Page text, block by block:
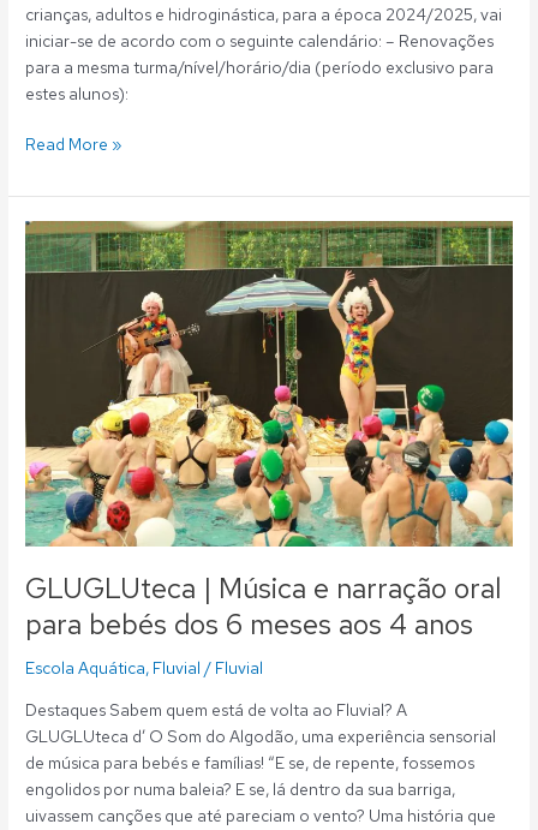
crianças, adultos e hidroginástica, para a época 2024/2025, vai
iniciar-se de acordo com o seguinte calendário: – Renovações
para a mesma turma/nível/horário/dia (período exclusivo para
estes alunos):
Read More »
GLUGLUteca | Música e narração oral
para bebés dos 6 meses aos 4 anos
Escola Aquática, Fluvial / Fluvial
Destaques Sabem quem está de volta ao Fluvial? A
GLUGLUteca d’ O Som do Algodão, uma experiência sensorial
de música para bebés e famílias! “E se, de repente, fossemos
engolidos por numa baleia? E se, lá dentro da sua barriga,
uivassem canções que até pareciam o vento? Uma história que
GLUGLUteca
|
dos
6
meses
aos
4
anos